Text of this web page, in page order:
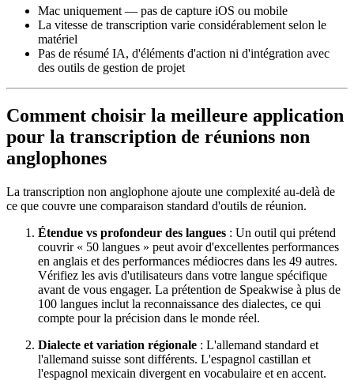
Mac uniquement — pas de capture iOS ou mobile
La vitesse de transcription varie considérablement selon le
matériel
Pas de résumé IA, d'éléments d'action ni d'intégration avec
des outils de gestion de projet
Comment choisir la meilleure application
pour la transcription de réunions non
anglophones
La transcription non anglophone ajoute une complexité au-delà de
ce que couvre une comparaison standard d'outils de réunion.
Étendue vs profondeur des langues : Un outil qui prétend
couvrir « 50 langues » peut avoir d'excellentes performances
en anglais et des performances médiocres dans les 49 autres.
Vérifiez les avis d'utilisateurs dans votre langue spécifique
avant de vous engager. La prétention de Speakwise à plus de
100 langues inclut la reconnaissance des dialectes, ce qui
compte pour la précision dans le monde réel.
Dialecte et variation régionale : L'allemand standard et
l'allemand suisse sont différents. L'espagnol castillan et
l'espagnol mexicain divergent en vocabulaire et en accent.